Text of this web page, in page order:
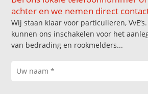
achter en we nemen direct
Wij staan klaar voor particulieren,
kunnen ons inschakelen voor het
van bedrading en rookmelders...